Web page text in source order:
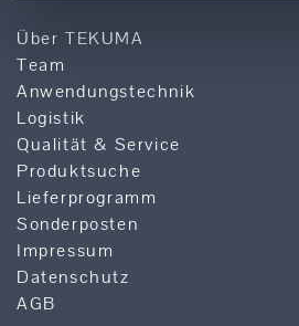
Über TEKUMA
Team
Anwendungstechnik
Logistik
Qualität & Service
Produktsuche
Lieferprogramm
Sonderposten
Impressum
Datenschutz
AGB